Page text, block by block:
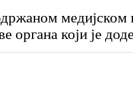
медијском
органа који је